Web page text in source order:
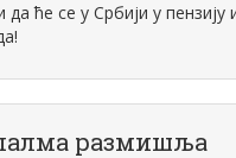
ће се у Србији у пензију
размишља